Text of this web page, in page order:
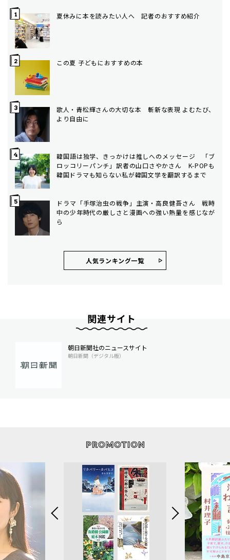
夏休みに本を読みたい人へ 記者のおすすめ紹介
この夏 子どもにおすすめの本
歌人・青松輝さんの大切な本 斬新な表現 よむたび、
より自由に
韓国語は独学、きっかけは推しへのメッセージ 「ブ
ロッコリーパンチ」訳者の山口さやかさん K-POPも
韓国ドラマも知らない私が韓国文学を翻訳するまで
ドラマ「手塚治虫の戦争」主演・高良健吾さん 戦時
中の少年時代の厳しさと漫画への強い熱量を感じなが
ら
人気ランキング⼀覧
関連サイト
朝日新聞社のニュースサイト
朝日新聞（デジタル版）